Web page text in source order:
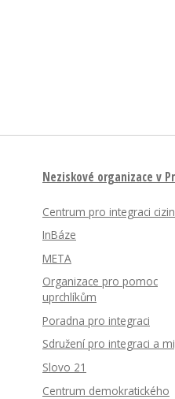
Neziskové organizace v
Centrum pro integraci
InBáze
META
Organizace pro pomoc
uprchlíkům
Poradna pro integraci
Sdružení pro integraci a
Slovo 21
Centrum demokratického